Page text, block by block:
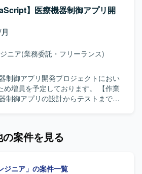
たLPやフォームを取り扱う環境とな
ブデザインへの対応や、デザインを
ていただきます。 【求める人
汲み取りながら、細部までこだわっ
方を求めています。AIツールを活
向きで、チームメンバーと積極的
取りながら作業を進められる方が
新のAI活用ノウハウを実務を通じて
ます。メンバー同士のコミュニケー
ある現場であり、裁量を持って実
】医療機器制御アプリ開
ニア(業務委託・フリーランス)
制御アプリ開発プロジェクトにおい
員を予定しております。 【作業
制御アプリの設計からテストまで一
業務経験を積むことができます。
の案件を見る
ジニア」の案件一覧